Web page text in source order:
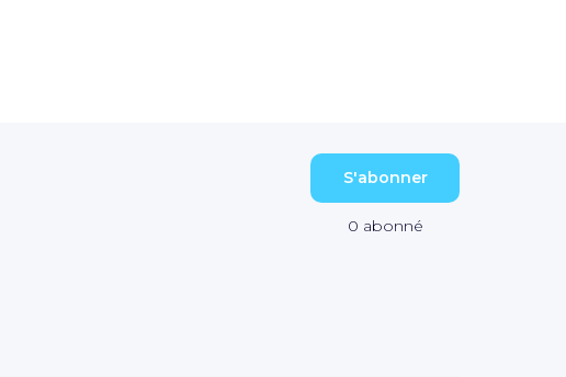
S'abonner
0 abonné